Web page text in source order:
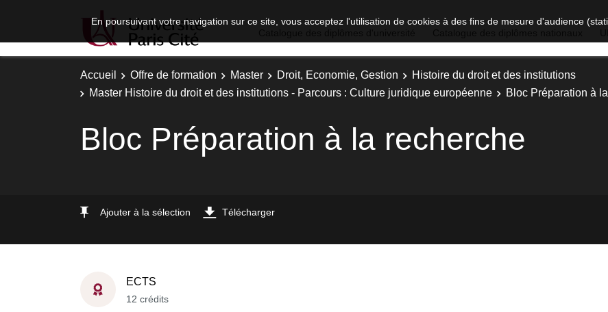
En poursuivant votre navigation sur ce site, vous acceptez l'utilisation de cookies à des fins de mesure d'audience
Accueil Offre de formation Master Droit, Economie, Gestion
Histoire du droit et des institutions
Master Histoire du droit et des institutions - Parcours : Culture juridique européenne
Bloc Préparation à
Bloc Préparation à la recherche
Ajouter à la sélection Télécharger
ECTS
12 crédits